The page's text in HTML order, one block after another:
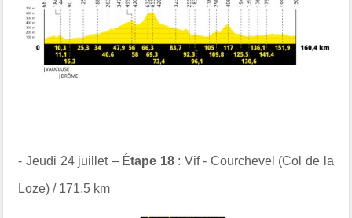
- Jeudi 24 juillet – Étape 18: Vif - Courchevel (Col de la
Loze) / 171,5 km